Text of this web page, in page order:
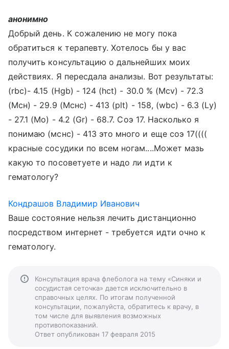
анонимно
Добрый день. К сожалению не могу пока
обратиться к терапевту. Хотелось бы у вас
получить консультацию о дальнейших моих
действиях. Я пересдала анализы. Вот результаты:
(rbc)- 4.15 (Hgb) - 124 (hct) - 30.0 % (Mcv) - 72.3
(Мсн) - 29.9 (Мснс) - 413 (plt) - 158, (wbc) - 6.3 (Ly)
- 27.1 (Mo) - 4.2 (Gr) - 68.7. Соэ 17. Насколько я
понимаю (мснс) - 413 это много и еще соэ 17((((
красные сосудики по всем ногам....Может мазь
какую то посоветуете и надо ли идти к
гематологу?
Кондрашов Владимир Иванович
Ваше состояние нельзя лечить дистанционно
посредством интернет - требуется идти очно к
гематологу.
Консультация врача флеболога на тему «Синяки и
сосудистая сеточка» дается исключительно в
справочных целях. По итогам полученной
консультации, пожалуйста, обратитесь к врачу, в
том числе для выявления возможных
противопоказаний.
Ответ опубликован 17 февраля 2015